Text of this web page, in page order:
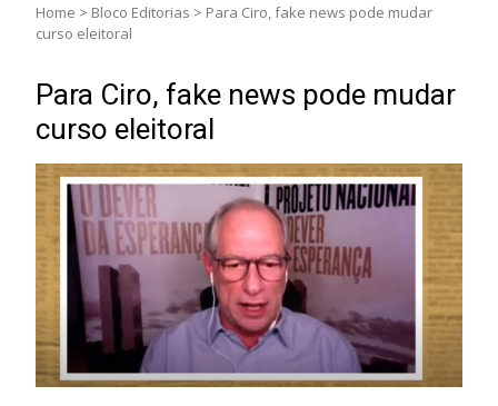
Home > Bloco Editorias > Para Ciro, fake news pode mudar
curso eleitoral
Para Ciro, fake news pode mudar
curso eleitoral